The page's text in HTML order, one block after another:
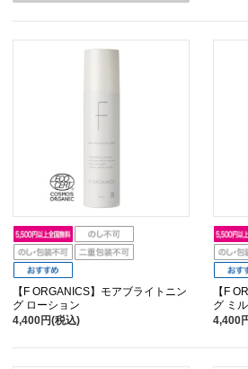
【F ORGANICS】モアブライトニン
グ ローション
4,400円(税込)
【F
グ ミ
4,400